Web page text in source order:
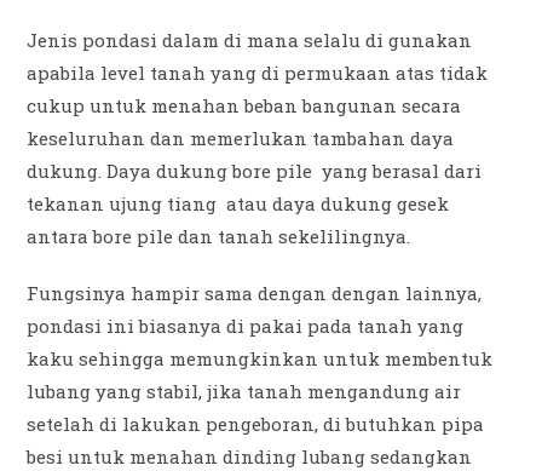
Jenis pondasi dalam di mana selalu di gunakan
apabila level tanah yang di permukaan atas tidak
cukup untuk menahan beban bangunan secara
keseluruhan dan memerlukan tambahan daya
dukung. Daya dukung bore pile yang berasal dari
tekanan ujung tiang atau daya dukung gesek
antara bore pile dan tanah sekelilingnya.
Fungsinya hampir sama dengan dengan lainnya,
pondasi ini biasanya di pakai pada tanah yang
kaku sehingga memungkinkan untuk membentuk
lubang yang stabil, jika tanah mengandung air
setelah di lakukan pengeboran, di butuhkan pipa
besi untuk menahan dinding lubang sedangkan